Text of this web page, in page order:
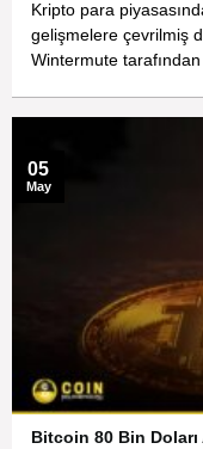
Kripto para
gelişmelere çevrilmiş
Wintermute
Bitcoin 80 Bin Doları
05
May